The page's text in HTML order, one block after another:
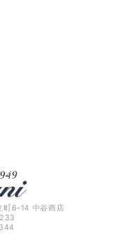
町6-14 中谷商店